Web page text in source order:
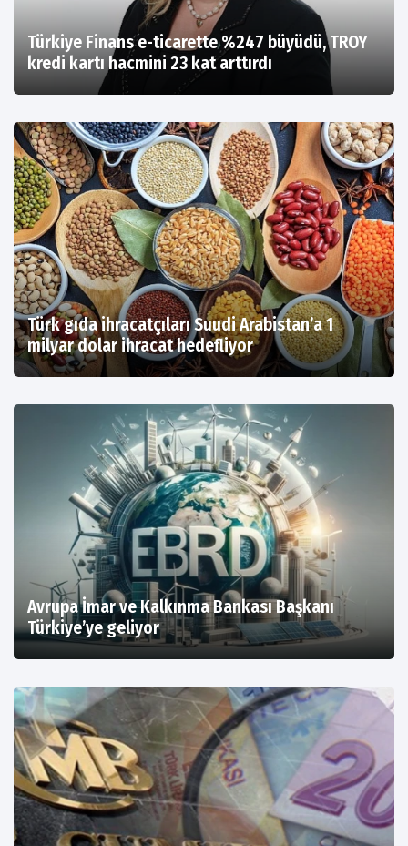
Türkiye Finans e-ticarette %247 büyüdü, TROY
kredi kartı hacmini 23 kat arttırdı
Türk gıda ihracatçıları Suudi Arabistan’a 1
milyar dolar ihracat hedefliyor
Avrupa İmar ve Kalkınma Bankası Başkanı
Türkiye’ye geliyor